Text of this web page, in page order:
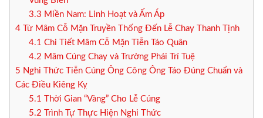
3.3 Miền Nam: Linh Hoạt và Ấm Áp
4 Từ Mâm Cỗ Mặn Truyền Thống Đến Lễ Chay Thanh Tịnh
4.1 Chi Tiết Mâm Cỗ Mặn Tiễn Táo Quân
4.2 Mâm Cúng Chay và Trường Phái Trí Tuệ
5 Nghi Thức Tiễn Cúng Ông Công Ông Táo Đúng Chuẩn và
Các Điều Kiêng Kỵ
5.1
Thời Gian “Vàng” Cho Lễ Cúng
5.2 Trình Tự Thực Hiện Nghi Thức